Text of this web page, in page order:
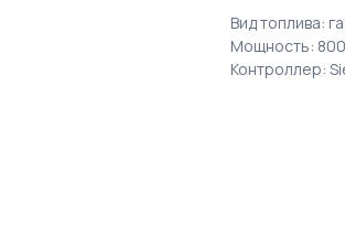
Вид топлива:
Мощность:
Контроллер: